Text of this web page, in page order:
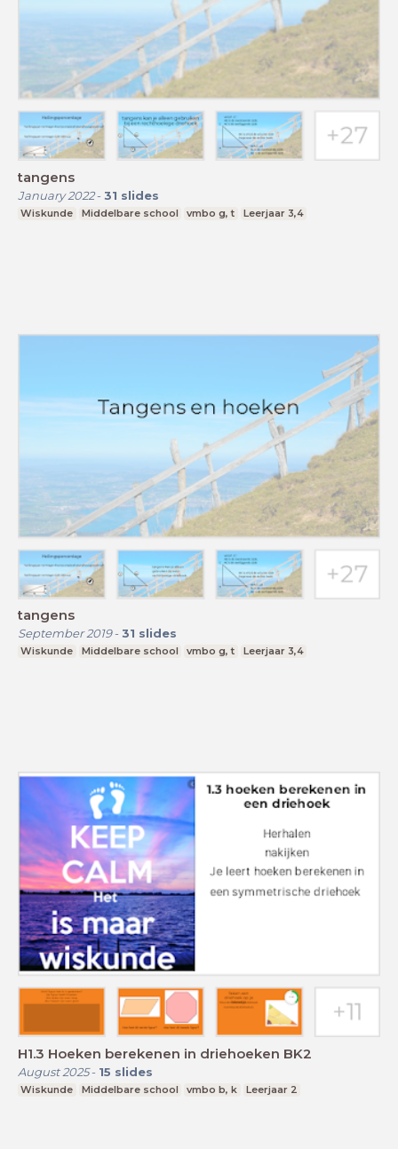
tangens
January 2022- 31 slides
Wiskunde Middelbare school vmbo g, t Leerjaar 3,4
tangens
September 2019- 31 slides
Wiskunde Middelbare school vmbo g, t Leerjaar 3,4
H1.3 Hoeken berekenen in driehoeken BK2
August 2025- 15 slides
Wiskunde Middelbare school vmbo b, k Leerjaar 2